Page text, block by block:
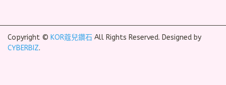
Copyright © KOR蔻兒鑽石 All Rights Reserved. Designed by
CYBERBIZ.